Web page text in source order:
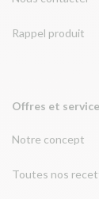
Rappel produit
Offres et
Notre concept
Toutes nos